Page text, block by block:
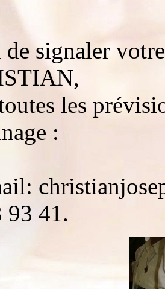
de signaler
les
:
93 41.